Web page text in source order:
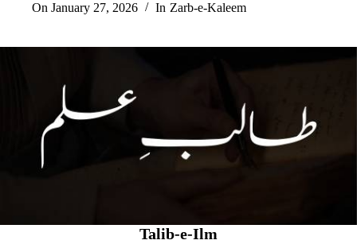
On January 27, 2026 In Zarb-e-Kaleem
Talib-e-Ilm